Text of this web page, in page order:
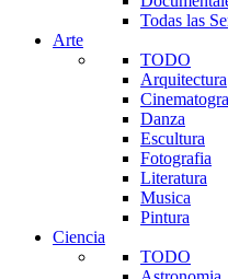
Todas las
Arte
TODO
Arquitectura
Danza
Escultura
Fotografia
Literatura
Musica
Pintura
Ciencia
TODO